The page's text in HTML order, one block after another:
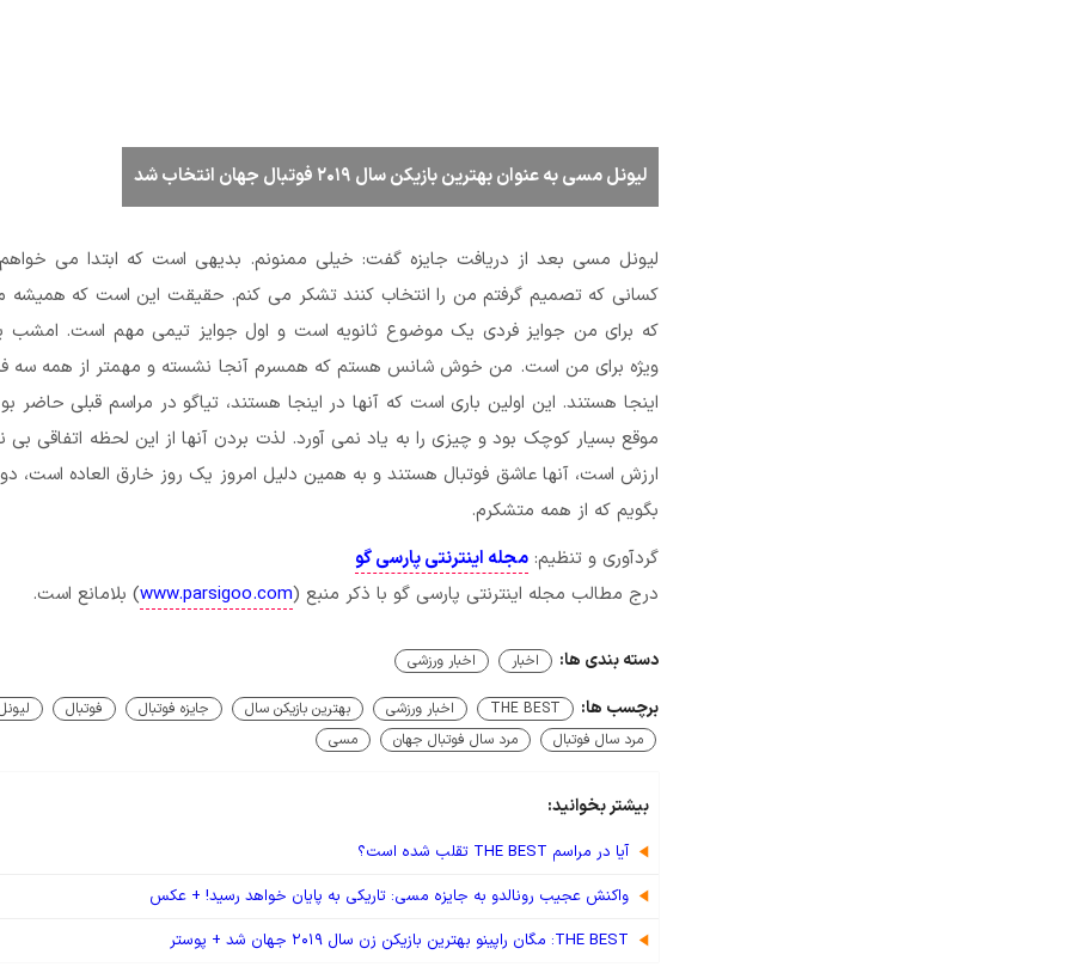
لیونل مسی به عنوان بهترین بازیکن سال ۲۰۱۹ فوتبال جهان انتخاب شد
لیونل مسی بعد از دریافت جایزه گفت: خیلی ممنونم. بدیهی است که ابتدا می
کسانی که تصمیم گرفتم من را انتخاب کنند تشکر می کنم. حقیقت این است که همیشه
که برای من جوایز فردی یک موضوع ثانویه است و اول جوایز تیمی مهم است.
ویژه برای من است. من خوش شانس هستم که همسرم آنجا نشسته و مهمتر از همه سه
اینجا هستند. این اولین باری است که آنها در اینجا هستند، تیاگو در مراسم قبلی حاضر
موقع بسیار کوچک بود و چیزی را به یاد نمی آورد. لذت بردن آنها از این لحظه اتفاقی بی
ارزش است، آنها عاشق فوتبال هستند و به همین دلیل امروز یک روز خارق العاده است،
بگویم که از همه متشکرم.
گردآوری و تنظیم: مجله اینترنتی پارسی گو
درج مطالب مجله اینترنتی پارسی گو با ذکر منبع (www.parsigoo.com) بلامانع است.
دسته بندی ها: اخبار اخبار ورزشی
برچسب ها: THE BEST اخبار ورزشی بهترین بازیکن سال جایزه فوتبال فوتبال
مرد سال فوتبال
مرد سال فوتبال جهان مسی
بیشتر بخوانید:
آیا در مراسم THE BEST تقلب شده است؟
واکنش عجیب رونالدو به جایزه مسی: تاریکی به پایان خواهد رسید! + عکس
THE BEST: مگان راپینو بهترین بازیکن زن سال ۲۰۱۹ جهان شد + پوستر